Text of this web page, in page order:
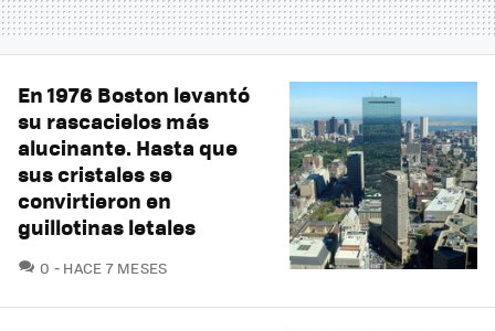
En 1976 Boston levantó
su rascacielos más
alucinante. Hasta que
sus cristales se
convirtieron en
guillotinas letales
0 COMENTARIOS
HACE 7 MESES